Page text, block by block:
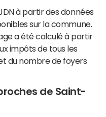
à partir des données
sur la commune.
a été calculé à partir
impôts de tous les
du nombre de foyers
de Saint-